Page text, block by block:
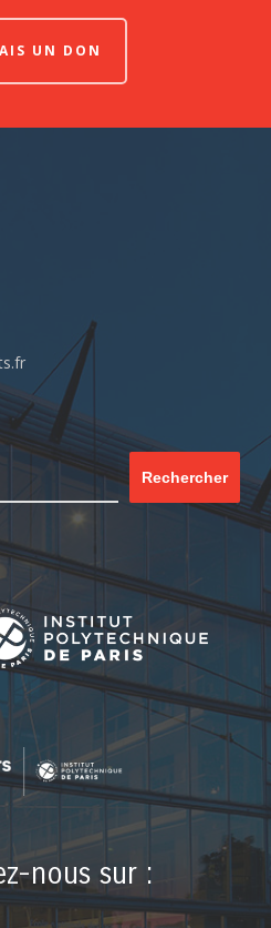
UN DON
Rechercher
nous sur :